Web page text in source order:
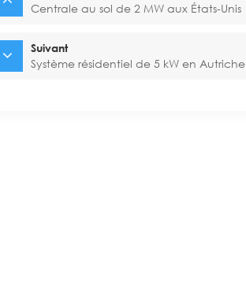
Centrale au sol de 2 MW aux États-Unis
Suivant
Système résidentiel de 5 kW en Autriche